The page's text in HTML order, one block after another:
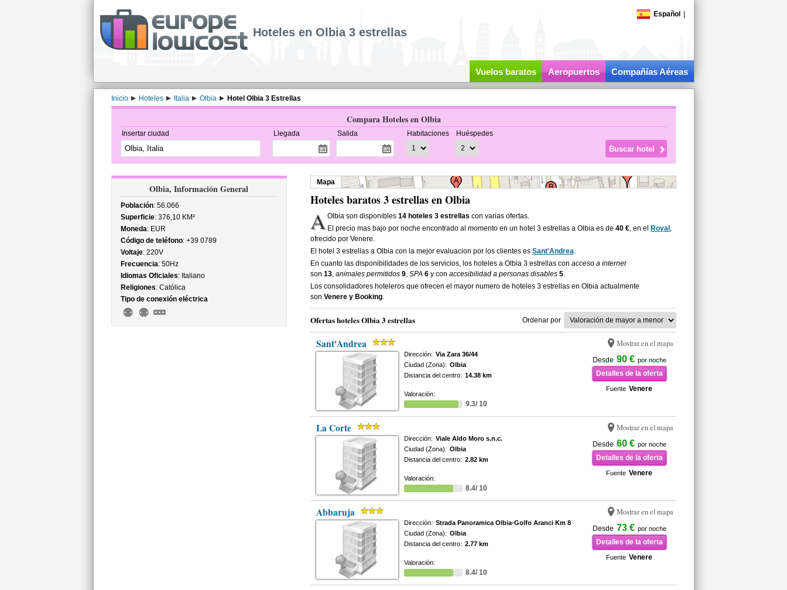
Español
Hoteles en Olbia 3 estrellas
Vuelos baratos Aeropuertos Compañías Aéreas
Inicio Hoteles Italia Olbia Hotel Olbia 3 Estrellas
Compara Hoteles en Olbia
Insertar ciudad Llegada Salida Habitaciones Huéspedes
Olbia, Información General
Población: 56.066
Superficie: 376,10 KM²
Moneda: EUR
Código de teléfono: +39 0789
Voltaje: 220V
Frecuencia: 50Hz
Idiomas Oficiales: Italiano
Religiones: Católica
Tipo de conexión eléctrica
Mapa
Hoteles baratos 3 estrellas en Olbia
A Olbia son disponibles14 hoteles 3 estrellas con varias ofertas.
El precio mas bajo por noche encontrado al momento en un hotel 3 estrellas a Olbia es de40 €, en el Royal ,
ofrecido por Venere.
El hotel 3 estrellas a Olbia con la mejor evaluacion por los clientes es Sant'Andrea.
En cuanto las disponibilidades de los servicios, los hoteles a Olbia 3 estrellas con acceso a internet
son 13, animales permitidos 9, SPA 6y con accesibilidad a personas disables 5.
Los consolidadores hoteleros que ofrecen el mayor numero de hoteles 3 estrellas en Olbia actualmente
son Venere y Booking.
Ofertas hoteles Olbia 3 estrellas Ordenar por
Sant'Andrea Mostrar en el mapa
Desde 90 € por noche
Detalles de la oferta
Fuente Venere
Dirección: Via Zara 36/44
Ciudad (Zona): Olbia
Distancia del centro: 14.38 km
Valoración:
9.3/ 10
La Corte Mostrar en el mapa
Desde 60 € por noche
Detalles de la oferta
Fuente Venere
Dirección: Viale Aldo Moro s.n.c.
Ciudad (Zona): Olbia
Distancia del centro: 2.82 km
Valoración:
8.4/ 10
Abbaruja Mostrar en el mapa
Desde 73 € por noche
Detalles de la oferta
Fuente Venere
Dirección: Strada Panoramica Olbia-Golfo Aranci Km 8
Ciudad (Zona): Olbia
Distancia del centro: 2.77 km
Valoración:
8.4/ 10